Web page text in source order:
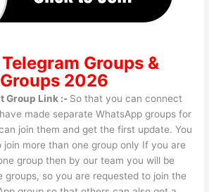
Telegram Groups &
2026
Group Link :- So that you can connect
made separate WhatsApp groups for
join them and get the first update. You
more than one group only If you are
group then by our team you will be
groups, so you are requested to join the